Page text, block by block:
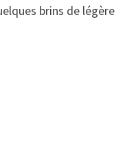
brins de légère